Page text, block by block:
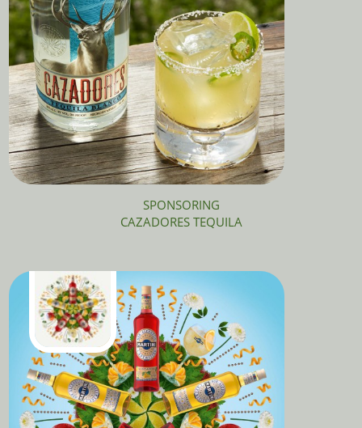
SPONSORING
CAZADORES TEQUILA